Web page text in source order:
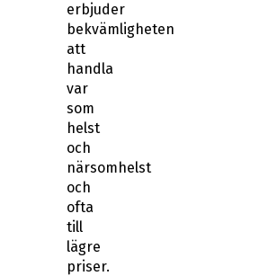
erbjuder
bekvämligheten
att
handla
var
som
helst
och
närsomhelst
och
ofta
till
lägre
priser.